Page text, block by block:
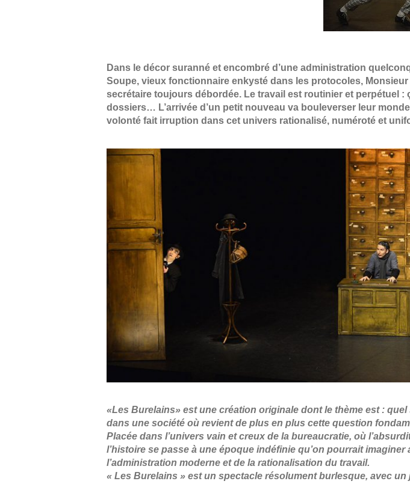
Dans le décor suranné et encombré d’une administration
Soupe, vieux fonctionnaire enkysté dans les protocoles,
secrétaire toujours débordée. Le travail est routinier et perpétuel
dossiers… L’arrivée d’un petit nouveau va bouleverser leur
volonté fait irruption dans cet univers rationalisé, numéroté et
«Les Burelains» est une création originale dont le thème est :
dans une société où revient de plus en plus cette question
Placée dans l’univers vain et creux de la bureaucratie, où
l’histoire se passe à une époque indéfinie qu’on pourrait
l’administration moderne et de la rationalisation du travail.
« Les Burelains » est un spectacle résolument burlesque, avec